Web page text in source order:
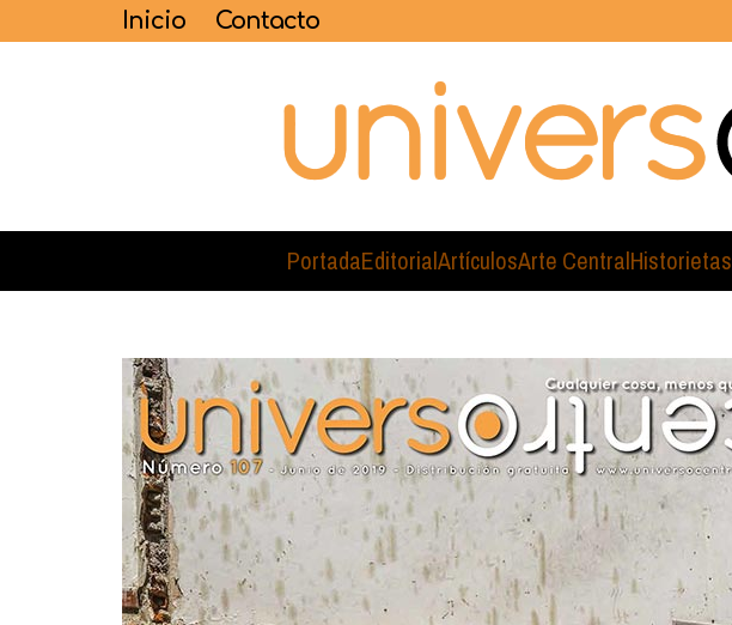
Inicio Contacto
PortadaEditorialArtículosArte CentralHistorietas